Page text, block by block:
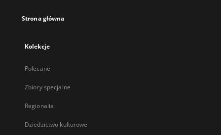
Strona główna
Kolekcje
Polecane
Zbiory specjalne
Regionalia
Dziedzictwo kulturowe